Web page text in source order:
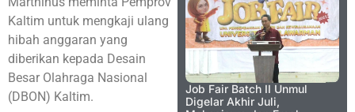
Kaltim untuk mengkaji ulang
hibah anggaran yang
diberikan kepada Desain
Besar Olahraga Nasional
(DBON) Kaltim.
Job Fair Batch II Unmul
Digelar Akhir Juli,